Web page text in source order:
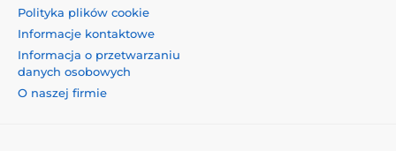
Polityka plików cookie
Informacje kontaktowe
Informacja o przetwarzaniu
danych osobowych
O naszej firmie